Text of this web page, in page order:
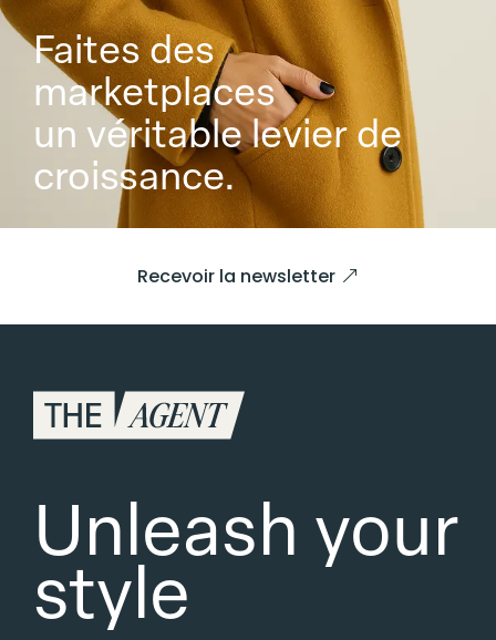
Faites des
marketplaces
un véritable levier de
croissance.
Recevoir la newsletter
Unleash your
style